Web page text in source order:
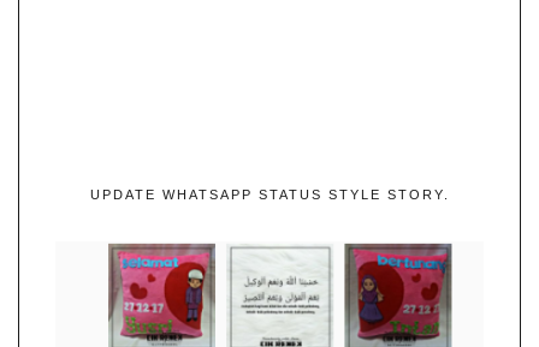
UPDATE WHATSAPP STATUS STYLE STORY.